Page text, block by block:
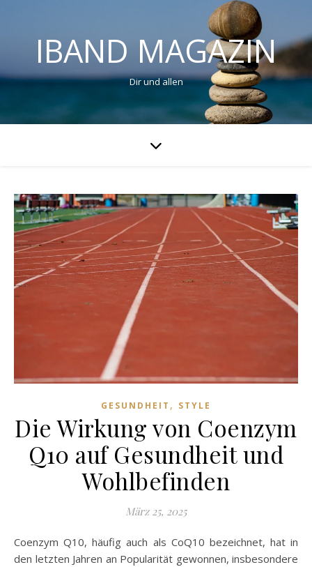
IBAND MAGAZIN
Dir und allen
GESUNDHEIT , STYLE
Die Wirkung von Coenzym
Q10 auf Gesundheit und
Wohlbefinden
März 25, 2025
Coenzym Q10, häufig auch als CoQ10 bezeichnet, hat in
den letzten Jahren an Popularität gewonnen, insbesondere